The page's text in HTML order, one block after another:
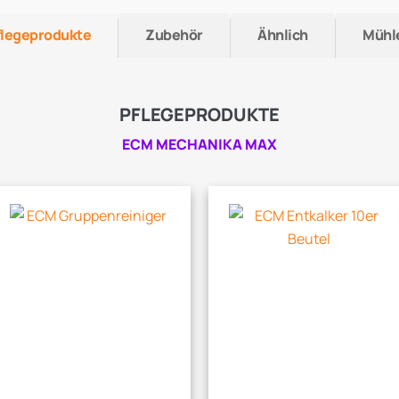
Zubehör Ähnlich
PFLEGEPRODUKTE
ECM MECHANIKA MAX